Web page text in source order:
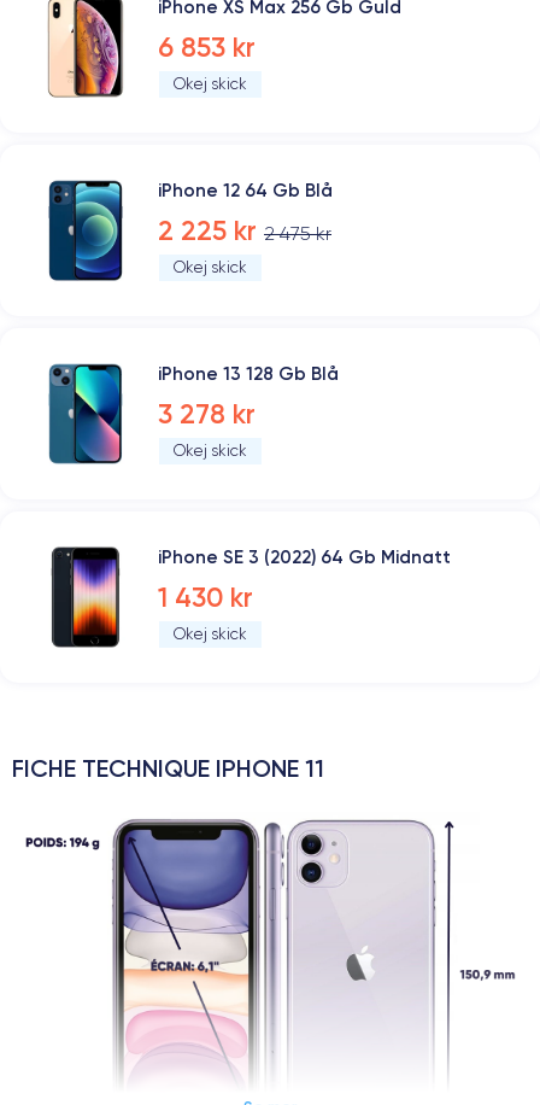
iPhone XS Max 256 Gb Guld
6 853 kr
Okej skick
iPhone 12 64 Gb Blå
2 225 kr 2 475 kr
Okej skick
iPhone 13 128 Gb Blå
3 278 kr
Okej skick
iPhone SE 3 (2022) 64 Gb Midnatt
1 430 kr
Okej skick
FICHE TECHNIQUE IPHONE 11